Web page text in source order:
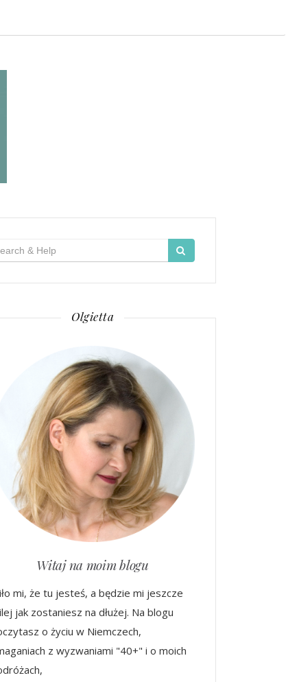
Olgietta
Witaj na moim blogu
mi, że tu jesteś, a będzie mi jeszcze
jak zostaniesz na dłużej. Na blogu
o życiu w Niemczech,
z wyzwaniami "40+" i o moich